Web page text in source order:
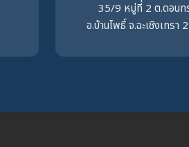
35/9 หมู่ที่ 2 ต.ดอนท
อ.บ้านโพธิ์ จ.ฉะเชิงเทรา